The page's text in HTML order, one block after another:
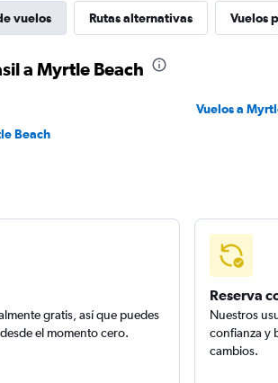
vuelos Rutas alternativas Vuelos
a Myrtle Beach
Vuelos a
Beach
gratis, así que puedes
el momento cero.
Reserva
Nuestros
confianza y
cambios.